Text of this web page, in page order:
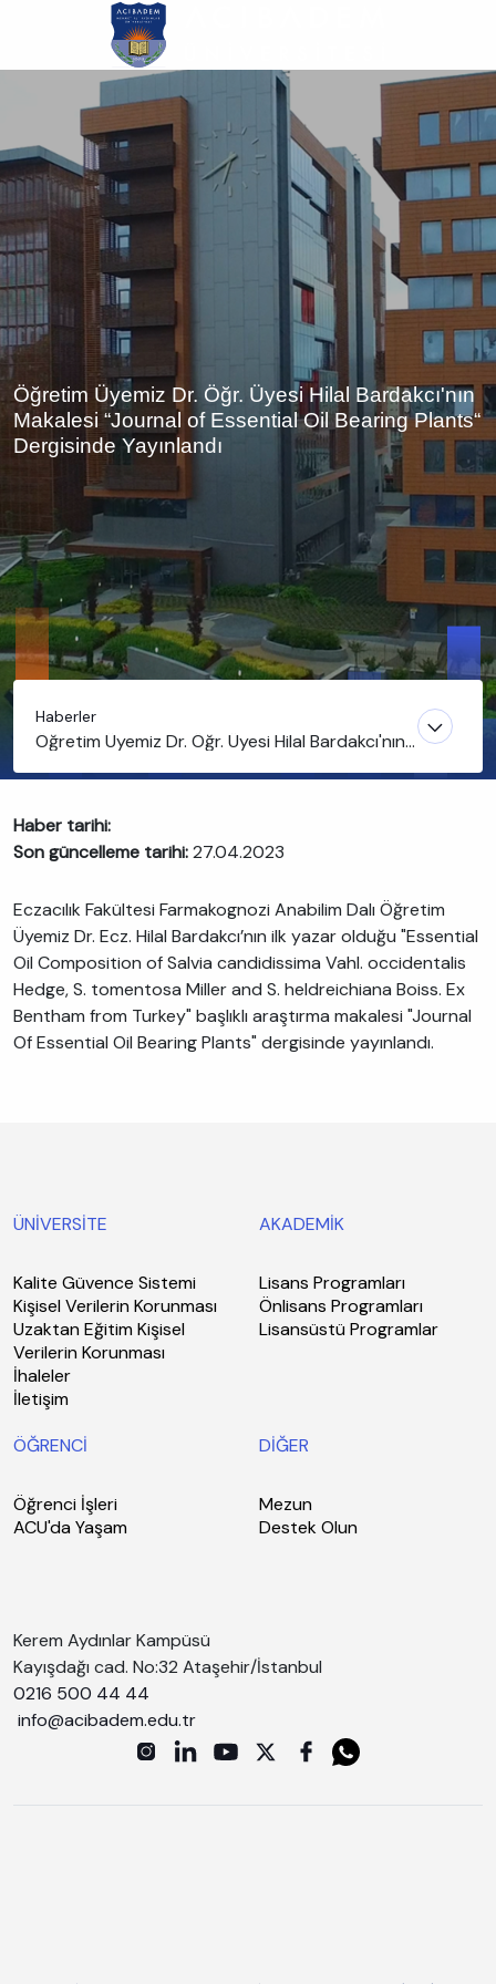
atla
Öğretim Üyemiz Dr. Öğr. Üyesi Hilal Bardakcı'nın
Makalesi “Journal of Essential Oil Bearing Plants“
Dergisinde Yayınlandı
Haberler
Öğretim Üyemiz Dr. Öğr. Üyesi Hilal Bardakcı'nın
Dergisinde Yayınlandı
Haber tarihi:
Son güncelleme tarihi:27.04.2023
Eczacılık Fakültesi Farmakognozi Anabilim Dalı Öğretim
Üyemiz Dr. Ecz. Hilal Bardakcı’nın ilk yazar olduğu "Essential
Oil Composition of Salvia candidissima Vahl. occidentalis
Hedge, S. tomentosa Miller and S. heldreichiana Boiss. Ex
Bentham from Turkey" başlıklı araştırma makalesi "Journal
Of Essential Oil Bearing Plants" dergisinde yayınlandı.
ÜNİVERSİTE
Kalite Güvence Sistemi
Kişisel Verilerin Korunması
Uzaktan Eğitim Kişisel
Verilerin Korunması
İhaleler
İletişim
AKADEMİK
Lisans Programları
Önlisans Programları
Lisansüstü Programlar
ÖĞRENCİ
Öğrenci İşleri
ACU'da Yaşam
DİĞER
Mezun
Destek Olun
Kerem Aydınlar Kampüsü
Kayışdağı cad. No:32 Ataşehir/İstanbul
0216 500 44 44
info@acibadem.edu.tr